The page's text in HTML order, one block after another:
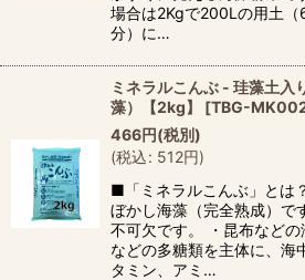
場合は2Kgで200Lの用土
分）に…
ミネラルこんぶ - 珪藻土入
藻）【2kg】
[TBG-
466円(税別)
(税込: 512円)
■「ミネラルこんぶ」とは
ぼかし海藻（完全熟成）で
不可欠です。 ・昆布など
などの多糖類を主体に、海
タミン、アミ…